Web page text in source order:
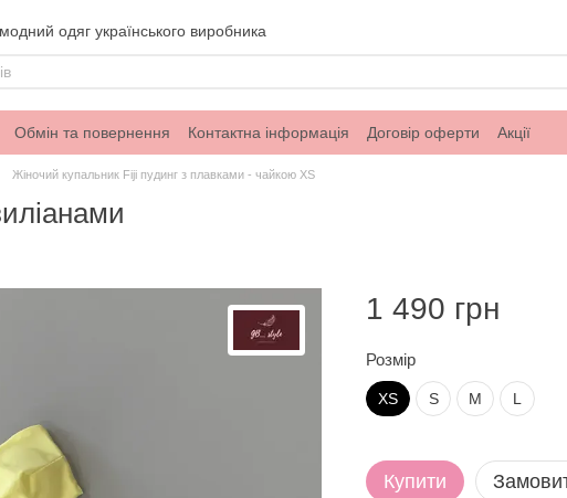
одяг українського виробника
Обмін та повернення Контактна інформація Договір оферти Акції
Жіночий купальник Fiji пудинг з плавками - чайкою XS
1 490 грн
Розмір
XS S M L
Купити